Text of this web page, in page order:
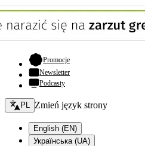
Promocje- otwiera się w nowej karcie
Newsletter
Podcasty
Zmień język - bieżący:
PL Zmień język strony
English (EN)
Українська (UA)